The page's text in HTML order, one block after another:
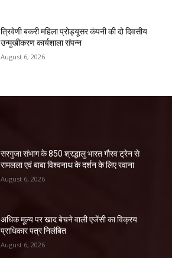
त्रिवेणी बकरी महिला प्रोड्यूसर कंपनी की दो दिवसीय
उन्मुखीकरण कार्यशाला संपन्न
August 6, 2026
सरगुजा संभाग के 850 श्रद्धालु भारत गौरव ट्रेन से
रामलला एवं बाबा विश्वनाथ के दर्शन के लिए रवाना
August 6, 2026
अधिक मूल्य पर खाद बेचने वाली एजेंसी का विक्रय
प्राधिकार पत्र निलंबित
August 6, 2026